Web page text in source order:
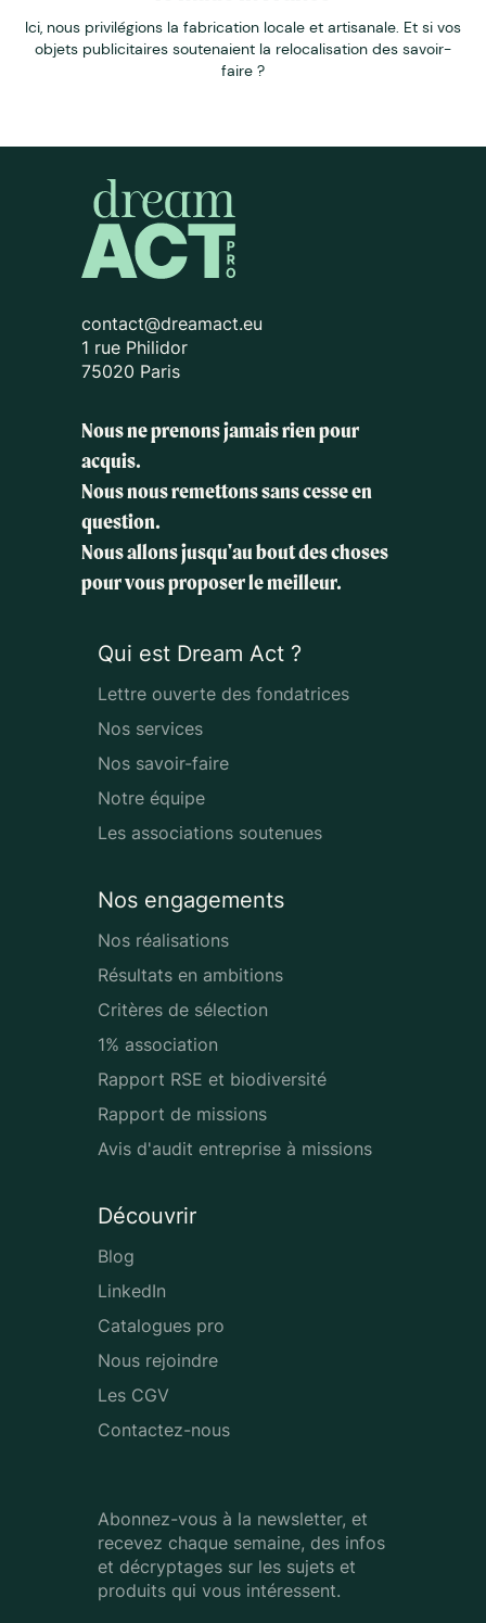
Ici, nous privilégions la fabrication locale et artisanale. Et si vos
objets publicitaires soutenaient la relocalisation des savoir-
faire ?
contact@dreamact.eu
1 rue Philidor
75020 Paris
Nous ne prenons jamais rien pour
acquis.
Nous nous remettons sans cesse en
question.
Nous allons jusqu'au bout des choses
pour vous proposer le meilleur.
Qui est Dream Act ?
Lettre ouverte des fondatrices
Nos services
Nos savoir-faire
Notre équipe
Les associations soutenues
Nos engagements
Nos réalisations
Résultats en ambitions
Critères de sélection
1% association
Rapport RSE et biodiversité
Rapport de missions
Avis d'audit entreprise à missions
Découvrir
Blog
LinkedIn
Catalogues pro
Nous rejoindre
Les CGV
Contactez-nous
Abonnez-vous à la newsletter, et
recevez chaque semaine, des infos
et décryptages sur les sujets et
produits qui vous intéressent.